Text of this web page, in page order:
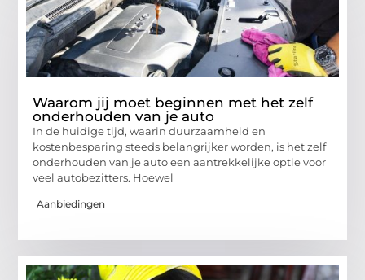
Waarom jij moet beginnen met het zelf
onderhouden van je auto
In de huidige tijd, waarin duurzaamheid en
kostenbesparing steeds belangrijker worden, is het zelf
onderhouden van je auto een aantrekkelijke optie voor
veel autobezitters. Hoewel
Aanbiedingen